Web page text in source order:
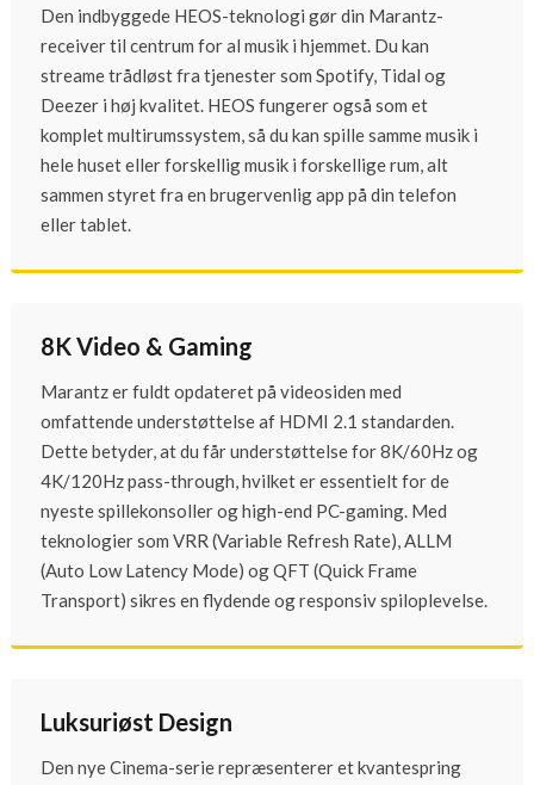
Den indbyggede HEOS-teknologi gør din Marantz-
receiver til centrum for al musik i hjemmet. Du kan
streame trådløst fra tjenester som Spotify, Tidal og
Deezer i høj kvalitet. HEOS fungerer også som et
komplet multirumssystem, så du kan spille samme musik i
hele huset eller forskellig musik i forskellige rum, alt
sammen styret fra en brugervenlig app på din telefon
eller tablet.
8K Video & Gaming
Marantz er fuldt opdateret på videosiden med
omfattende understøttelse af HDMI 2.1 standarden.
Dette betyder, at du får understøttelse for 8K/60Hz og
4K/120Hz pass-through, hvilket er essentielt for de
nyeste spillekonsoller og high-end PC-gaming. Med
teknologier som VRR (Variable Refresh Rate), ALLM
(Auto Low Latency Mode) og QFT (Quick Frame
Transport) sikres en flydende og responsiv spiloplevelse.
Luksuriøst Design
Den nye Cinema-serie repræsenterer et kvantespring